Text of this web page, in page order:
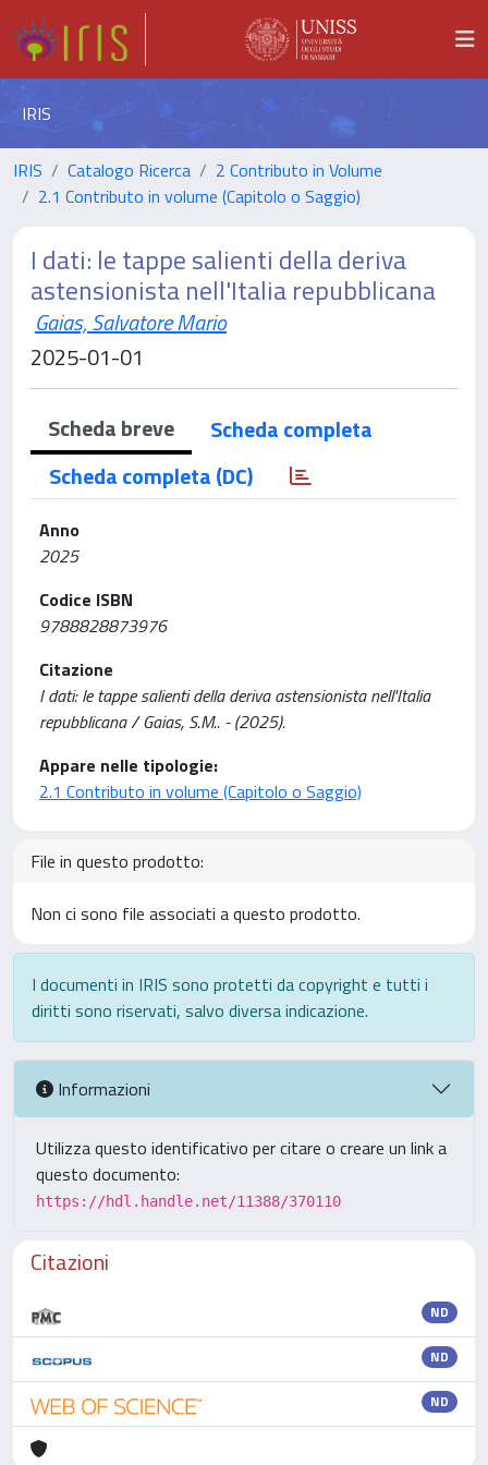
IRIS
IRIS Catalogo Ricerca
2 Contributo in Volume
2.1 Contributo in volume (Capitolo o Saggio)
I dati: le tappe salienti della deriva
astensionista nell'Italia repubblicana
Gaias, Salvatore Mario
2025-01-01
Scheda breve
Scheda completa
Scheda completa (DC)
Anno
2025
Codice ISBN
9788828873976
Citazione
I dati: le tappe salienti della deriva astensionista nell'Italia
repubblicana / Gaias, S.M.. - (2025).
Appare nelle tipologie:
2.1 Contributo in volume (Capitolo o Saggio)
File in questo prodotto:
Non ci sono file associati a questo prodotto.
I documenti in IRIS sono protetti da copyright e tutti i
diritti sono riservati, salvo diversa indicazione.
Informazioni
Utilizza questo identificativo per citare o creare un link a
questo documento:
https://hdl.handle.net/11388/370110
Citazioni
ND
ND
ND